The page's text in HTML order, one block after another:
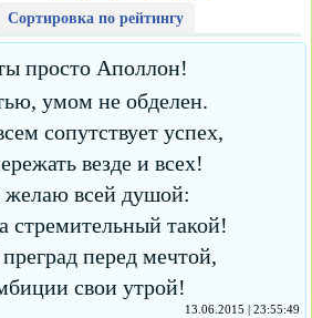
Сортировка по рейтингу
просто Аполлон!
умом не обделен.
сопутствует успех,
везде и всех!
желаю всей душой:
стремительный такой!
перед мечтой,
свои утрой!
13.06.2015 | 23:55:49